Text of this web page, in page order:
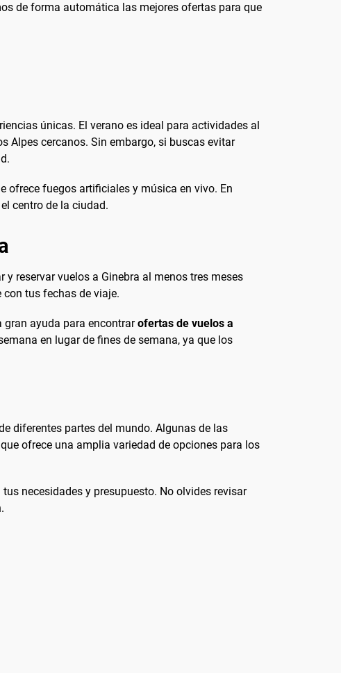
de forma automática las mejores ofertas para que
únicas. El verano es ideal para actividades al
Alpes cercanos. Sin embargo, si buscas evitar
ofrece fuegos artificiales y música en vivo. En
centro de la ciudad.
reservar vuelos a Ginebra al menos tres meses
tus fechas de viaje.
gran ayuda para encontrarofertas de vuelos a
en lugar de fines de semana, ya que los
diferentes partes del mundo. Algunas de las
ofrece una amplia variedad de opciones para los
necesidades y presupuesto. No olvides revisar